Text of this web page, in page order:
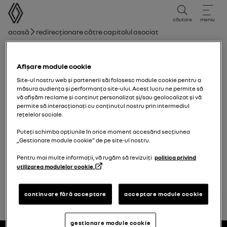
manual de utilizare
căutare meniu
Cale de navigare
Acasă Redirecționare către capitolul asociat
Levier de viteze.
Cutie de viteze automată, levier electronic
înapoi la început
Afișare module cookie
Site-ul nostru web și partenerii săi folosesc module cookie pentru a
măsura audiența și performanța site-ului. Acest lucru ne permite să
vă afișăm reclame și conținut personalizat și/sau geolocalizat și vă
permite să interacționați cu conținutul nostru prin intermediul
rețelelor sociale.
Puteți schimba opțiunile în orice moment accesând secțiunea
„Gestionare module cookie” de pe site-ul nostru.
Pentru mai multe informații, vă rugăm să revizuiți politica privind
utilizarea modulelor cookie.
continuare fără acceptare acceptare module cookie
gestionare module cookie